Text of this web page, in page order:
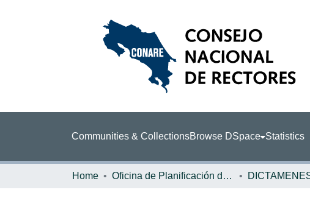
Communities & CollectionsBrowse DSpace Statistics
Home Oficina de Planificación de la Educación Superior (OPES)